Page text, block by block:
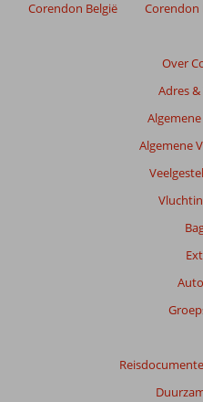
Over
Adres
Algemene
Corendon België Corendon